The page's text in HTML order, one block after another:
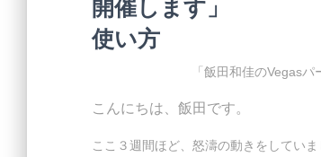
開催します
使い方
「飯田和佳のVegas
こんにちは、飯田です。
ここ３週間ほど、怒濤の動きをしていま